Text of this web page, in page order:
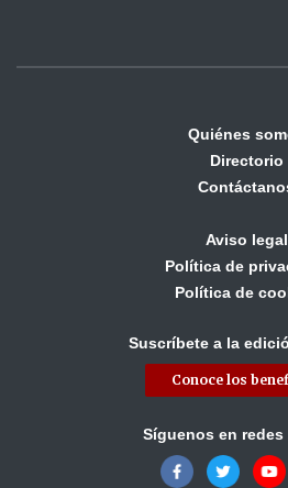
Quiénes
Directorio
Aviso legal
Política de
Política de
Suscríbete a la
Conoce los
Síguenos en redes